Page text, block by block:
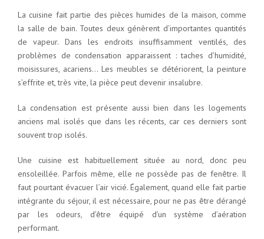
La cuisine fait partie des pièces humides de la maison, comme
la salle de bain. Toutes deux génèrent d’importantes quantités
de vapeur. Dans les endroits insuffisamment ventilés, des
problèmes de condensation apparaissent : taches d’humidité,
moisissures, acariens… Les meubles se détériorent, la peinture
s’effrite et, très vite, la pièce peut devenir insalubre.
La condensation est présente aussi bien dans les logements
anciens mal isolés que dans les récents, car ces derniers sont
souvent trop isolés.
Une cuisine est habituellement située au nord, donc peu
ensoleillée. Parfois même, elle ne possède pas de fenêtre. Il
faut pourtant évacuer l’air vicié. Également, quand elle fait partie
intégrante du séjour, il est nécessaire, pour ne pas être dérangé
par les odeurs, d’être équipé d’un système d’aération
performant.